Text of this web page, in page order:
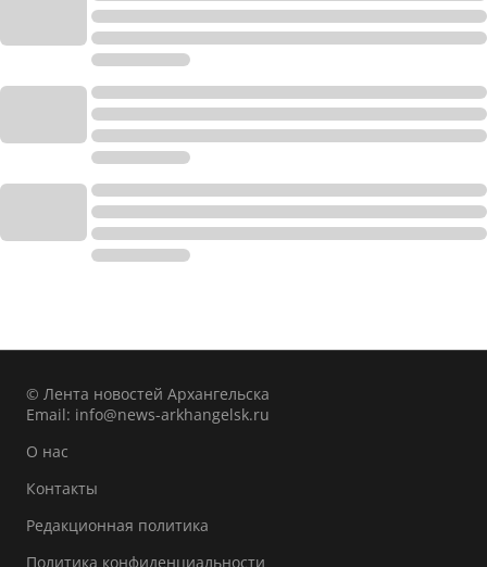
© Лента новостей Архангельска
Email: info@news-arkhangelsk.ru
О нас
Контакты
Редакционная политика
Политика конфиденциальности